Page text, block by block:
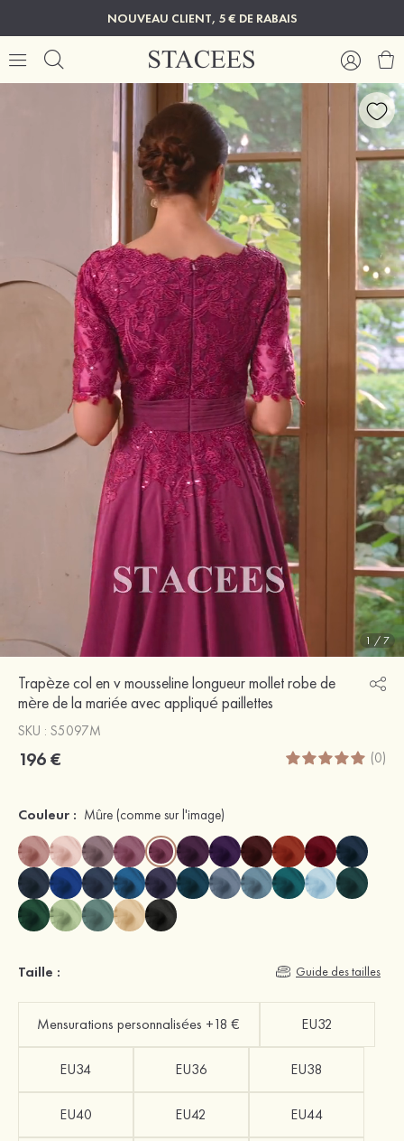
NOUVEAU CLIENT, 5 € DE RABAIS
1 /7
Trapèze col en v mousseline longueur mollet robe de
mère de la mariée avec appliqué paillettes
SKU : S5097M
196 € (0)
Couleur : Mûre (comme sur l'image)
Taille : Guide des tailles
Mensurations personnalisées +18 € EU32
EU34 EU36 EU38
EU40 EU42 EU44